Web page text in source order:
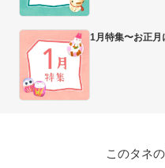
1月特集〜お正月
このタネ